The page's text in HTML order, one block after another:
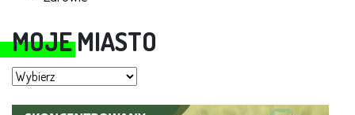
MOJE MIASTO
Moje miasto